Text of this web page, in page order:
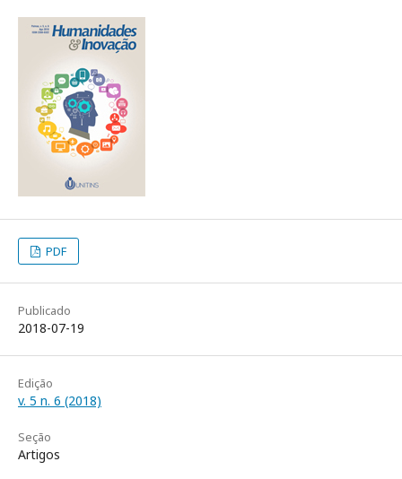
PDF
Publicado
2018-07-19
Edição
v. 5 n. 6 (2018)
Seção
Artigos